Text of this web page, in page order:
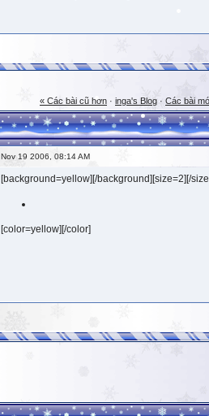
« Các bài cũ hơn · inga's Blog · Các bài
Nov 19 2006, 08:14 AM
[background=yellow][/background][size=2][/
[color=yellow][/color]